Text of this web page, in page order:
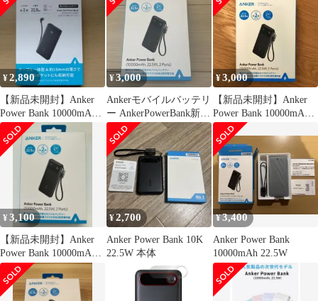
¥2,890
【新品未開封】Anker
Power Bank 10000mAh
22.5W
¥3,000
Ankerモバイルバッテリ
ー AnkerPowerBank新品
未使用
¥3,000
【新品未開封】Anker
Power Bank 10000mAh
22.5W
¥3,100
【新品未開封】Anker
Power Bank 10000mAh
22.5W
¥2,700
Anker Power Bank 10K
22.5W 本体
¥3,400
Anker Power Bank
10000mAh 22.5W